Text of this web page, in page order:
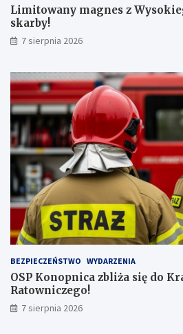
c
z
n
a
y
ż
s
z
ą
l
c
z
b
ą
a
a
ż
e
r
a
r
b
y
Limitowany magnes z
skarby!
7 sierpnia 2026
BEZPIECZEŃSTWO WYDARZENIA
OSP Konopnica zbliża się do
Ratowniczego!
7 sierpnia 2026